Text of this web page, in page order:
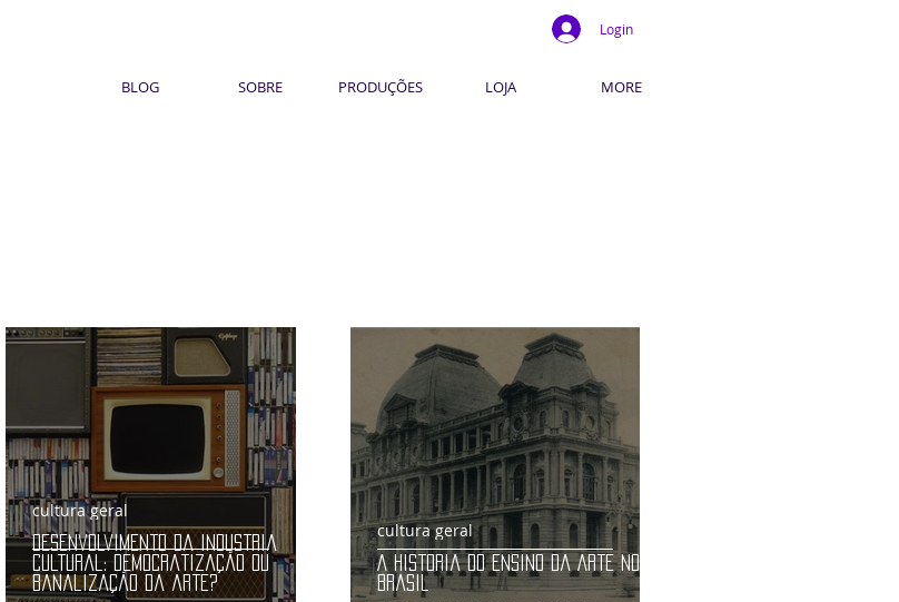
Login
BLOG SOBRE PRODUÇÕES LOJA MORE
Desenvolvimento da indústria
cultural: democratização ou
banalização da arte?
cultura geral
A História do Ensino da Arte no
Brasil
cultura geral